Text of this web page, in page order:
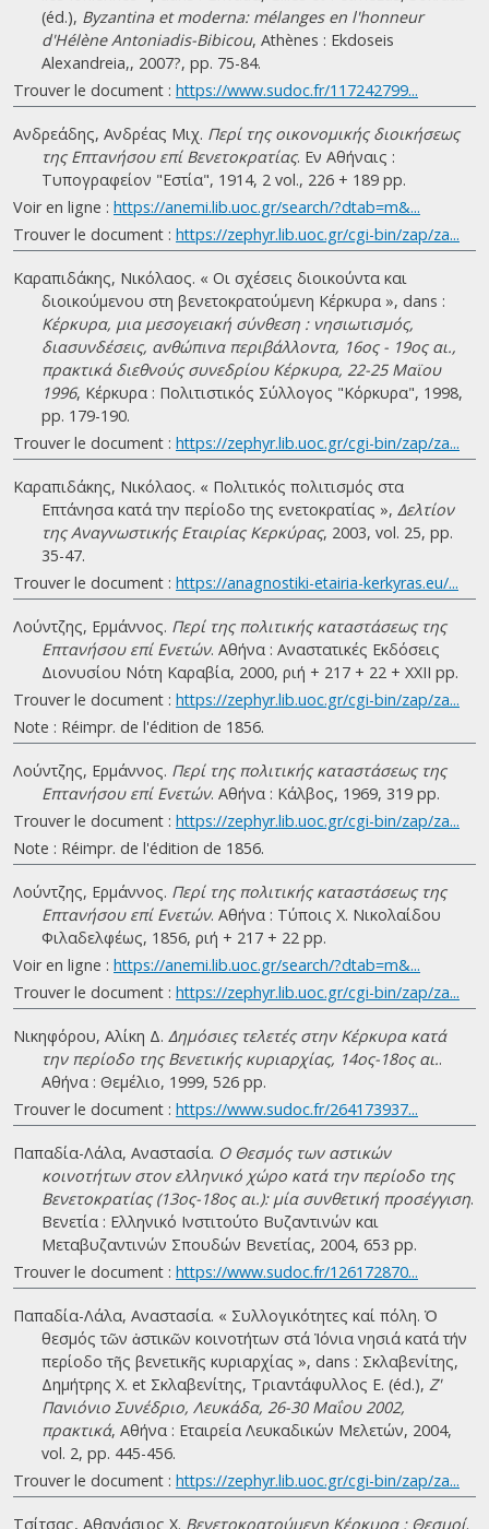
(éd.), Byzantina et moderna: mélanges en l'honneur
d'Hélène Antoniadis-Bibicou, Athènes : Ekdoseis
Alexandreia,, 2007?, pp. 75-84.
Trouver le document : https://www.sudoc.fr/117242799...
Ανδρεάδης, Ανδρέας Μιχ. Περί της οικονομικής διοικήσεως
της Επτανήσου επί Βενετοκρατίας. Eν Αθήναις :
Τυπογραφείον "Εστία", 1914, 2 vol., 226 + 189 pp.
Voir en ligne : https://anemi.lib.uoc.gr/search/?dtab=m&...
Trouver le document : https://zephyr.lib.uoc.gr/cgi-bin/zap/za...
Καραπιδάκης, Νικόλαος. « Οι σχέσεις διοικούντα και
διοικούμενου στη βενετοκρατούμενη Κέρκυρα », dans :
Κέρκυρα, μια μεσογειακή σύνθεση : νησιωτισμός,
διασυνδέσεις, ανθώπινα περιβάλλοντα, 16ος - 19ος αι.,
πρακτικά διεθνούς συνεδρίου Κέρκυρα, 22-25 Μαϊου
1996, Κέρκυρα : Πολιτιστικός Σύλλογος "Κόρκυρα", 1998,
pp. 179-190.
Trouver le document : https://zephyr.lib.uoc.gr/cgi-bin/zap/za...
Καραπιδάκης, Νικόλαος. « Πολιτικός πολιτισμός στα
Επτάνησα κατά την περίοδο της ενετοκρατίας », Δελτίον
της Αναγνωστικής Εταιρίας Κερκύρας, 2003, vol. 25, pp.
35-47.
Trouver le document : https://anagnostiki-etairia-kerkyras.eu/...
Λούντζης, Ερμάννος. Περί της πολιτικής καταστάσεως της
Επτανήσου επί Ενετών. Αθήνα : Αναστατικές Εκδόσεις
Διονυσίου Νότη Καραβία, 2000, ριή + 217 + 22 + ΧΧΙΙ pp.
Trouver le document : https://zephyr.lib.uoc.gr/cgi-bin/zap/za...
Note : Réimpr. de l'édition de 1856.
Λούντζης, Ερμάννος. Περί της πολιτικής καταστάσεως της
Επτανήσου επί Ενετών. Αθήνα : Κάλβος, 1969, 319 pp.
Trouver le document : https://zephyr.lib.uoc.gr/cgi-bin/zap/za...
Note : Réimpr. de l'édition de 1856.
Λούντζης, Ερμάννος. Περί της πολιτικής καταστάσεως της
Επτανήσου επί Ενετών. Αθήνα : Τύποις Χ. Νικολαίδου
Φιλαδελφέως, 1856, ριή + 217 + 22 pp.
Voir en ligne : https://anemi.lib.uoc.gr/search/?dtab=m&...
Trouver le document : https://zephyr.lib.uoc.gr/cgi-bin/zap/za...
Νικηφόρου, Αλίκη Δ. Δημόσιες τελετές στην Κέρκυρα κατά
την περίοδο της Βενετικής κυριαρχίας, 14ος-18ος αι..
Αθήνα : Θεμέλιο, 1999, 526 pp.
Trouver le document : https://www.sudoc.fr/264173937...
Παπαδία-Λάλα, Αναστασία. Ο Θεσμός των αστικών
κοινοτήτων στον ελληνικό χώρο κατά την περίοδο της
Βενετοκρατίας (13ος-18ος αι.): μία συνθετική προσέγγιση.
Βενετία : Ελληνικό Ινστιτούτο Βυζαντινών και
Μεταβυζαντινών Σπουδών Βενετίας, 2004, 653 pp.
Trouver le document : https://www.sudoc.fr/126172870...
Παπαδία-Λάλα, Αναστασία. « Συλλογικότητες καί πόλη. Ὁ
θεσµός τῶν ἀστικῶν κοινοτήτων στά Ἰόνια νησιά κατά τήν
περίοδο τῆς βενετικῆς κυριαρχίας », dans : Σκλαβενίτης,
Δημήτρης Χ. et Σκλαβενίτης, Τριαντάφυλλος Ε. (éd.), Ζ'
Πανιόνιο Συνέδριο, Λευκάδα, 26-30 Μαΐου 2002,
πρακτικά, Αθήνα : Εταιρεία Λευκαδικών Μελετών, 2004,
vol. 2, pp. 445-456.
Trouver le document : https://zephyr.lib.uoc.gr/cgi-bin/zap/za...
Τσίτσας, Αθανάσιος Χ. Βενετοκρατούμενη Κέρκυρα : Θεσμοί.